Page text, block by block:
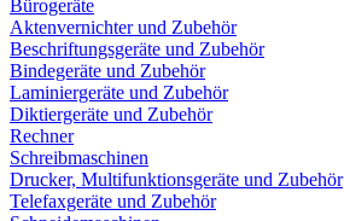
Bürogeräte
Aktenvernichter und Zubehör
Beschriftungsgeräte und Zubehör
Bindegeräte und Zubehör
Laminiergeräte und Zubehör
Diktiergeräte und Zubehör
Rechner
Schreibmaschinen
Drucker, Multifunktionsgeräte und Zubehör
Telefaxgeräte und Zubehör